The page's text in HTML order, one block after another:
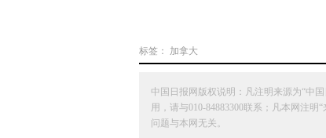
标签： 加拿大
中国日报网版权说明：凡注明来源为“中
用，请与010-84883300联系；凡本网注
问题与本网无关。